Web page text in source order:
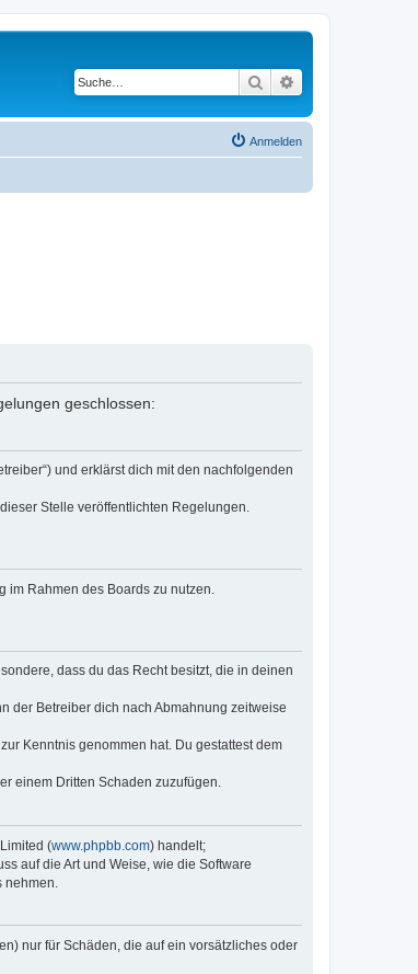
Suche
Anmelden
geschlossen:
und erklärst dich mit den nachfolgenden
Stelle veröffentlichten Regelungen.
im Rahmen des Boards zu nutzen.
dass du das Recht besitzt, die in deinen
der Betreiber dich nach Abmahnung zeitweise
Kenntnis genommen hat. Du gestattest dem
einem Dritten Schaden zuzufügen.
(www.phpbb.com) handelt;
auf die Art und Weise, wie die Software
nur für Schäden, die auf ein vorsätzliches oder